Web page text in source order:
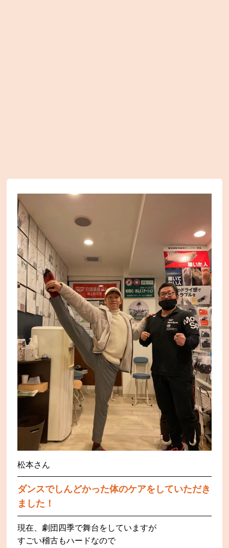
松本さん
ダンスでしんどかった体のケアをしていただき
ました！
現在、劇団四季で舞台をしていますが
すごい稽古もハードなので